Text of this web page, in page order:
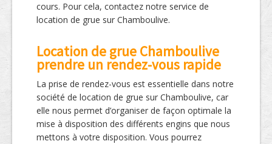
cours. Pour cela, contactez notre service de
location de grue sur Chamboulive.
Location de grue Chamboulive
prendre un rendez-vous rapide
La prise de rendez-vous est essentielle dans notre
société de location de grue sur Chamboulive, car
elle nous permet d’organiser de façon optimale la
mise à disposition des différents engins que nous
mettons à votre disposition. Vous pourrez